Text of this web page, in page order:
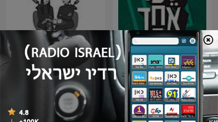
ספר אחד - One Book הפודקאסט של הדר ואסנת